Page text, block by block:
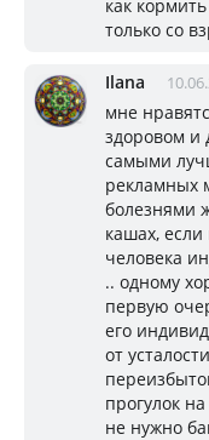
как
только со
Ilana
мне
здоровом и
самыми
рекламных
болезнями
кашах,
человека
.. одному
первую
его
от
прогулок
не нужно